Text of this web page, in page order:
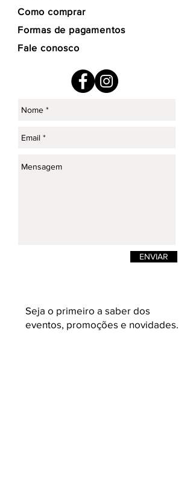
Como comprar
Formas de pagamentos
Fale conosco
ENVIAR
Seja o primeiro a saber dos
eventos, promoções e novidades.